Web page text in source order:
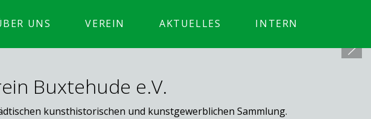
UNS VEREIN AKTUELLES INTERN
Buxtehude e.V.
kunsthistorischen und kunstgewerblichen Sammlung.